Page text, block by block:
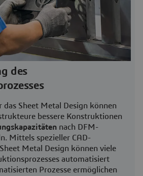
des
Sheet Metal Design können
bessere Konstruktionen
nach DFM-
Mittels spezieller CAD-
Metal Design können viele
automatisiert
Prozesse ermöglichen